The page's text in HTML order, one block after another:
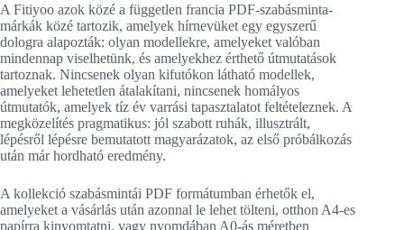
A Fitiyoo azok közé a független francia PDF-szabásminta-
márkák közé tartozik, amelyek hírnevüket egy egyszerű
dologra alapozták: olyan modellekre, amelyeket valóban
mindennap viselhetünk, és amelyekhez érthető útmutatások
tartoznak. Nincsenek olyan kifutókon látható modellek,
amelyeket lehetetlen átalakítani, nincsenek homályos
útmutatók, amelyek tíz év varrási tapasztalatot feltételeznek. A
megközelítés pragmatikus: jól szabott ruhák, illusztrált,
lépésről lépésre bemutatott magyarázatok, az első próbálkozás
után már hordható eredmény.
A kollekció szabásmintái PDF formátumban érhetők el,
amelyeket a vásárlás után azonnal le lehet tölteni, otthon A4-es
papírra kinyomtatni, vagy nyomdában A0-ás méretben